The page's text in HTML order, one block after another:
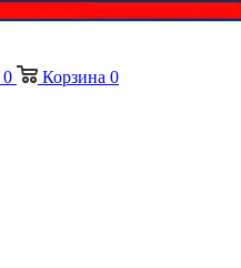
0 Корзина 0